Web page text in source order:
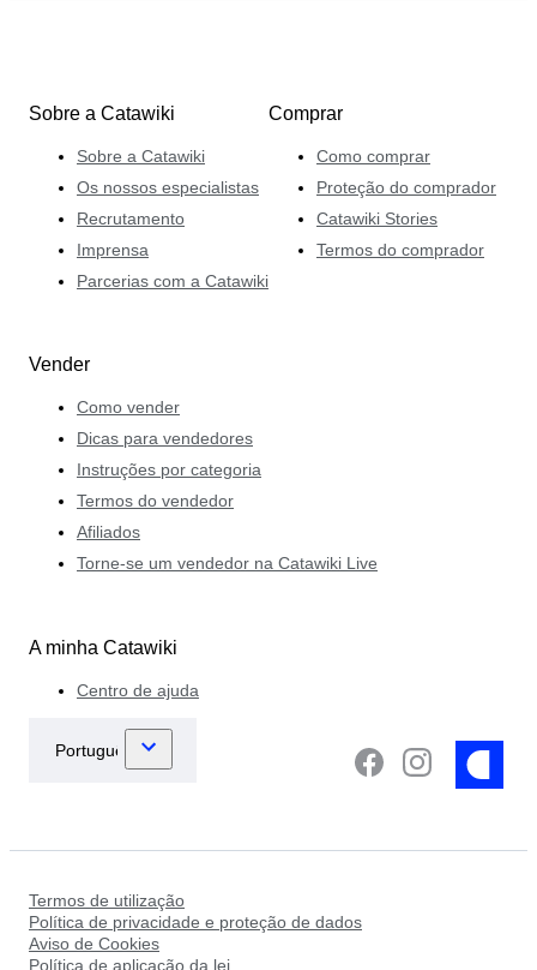
Sobre a Catawiki
Sobre a Catawiki
Os nossos especialistas
Recrutamento
Imprensa
Parcerias com a Catawiki
Comprar
Como comprar
Proteção do comprador
Catawiki Stories
Termos do comprador
Vender
Como vender
Dicas para vendedores
Instruções por categoria
Termos do vendedor
Afiliados
Torne-se um vendedor na Catawiki Live
A minha Catawiki
Centro de ajuda
Termos de utilização
Política de privacidade e proteção de dados
Aviso de Cookies
Política de aplicação da lei